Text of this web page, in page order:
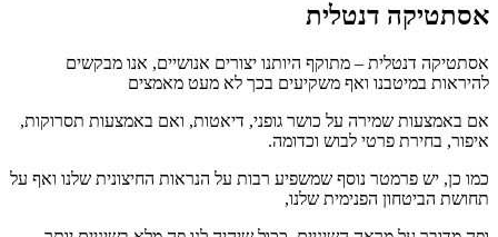
אסתטיקה דנטלית
אסתטיקה דנטלית – מתוקף היותנו יצורים אנושיים, אנו מבקשים
להיראות במיטבנו ואף משקיעים בכך לא מעט מאמצים
אם באמצעות שמירה על כושר גופני, דיאטות, ואם באמצעות תסרוקות,
איפור, בחירת פרטי לבוש וכדומה.
כמו כן, יש פרמטר נוסף שמשפיע רבות על הנראות החיצונית שלנו ואף על
תחושת הביטחון הפנימית שלנו,